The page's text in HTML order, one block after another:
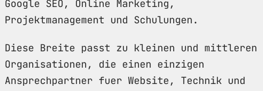
Google SEO, Online Marketing,
Projektmanagement und Schulungen.
Diese Breite passt zu kleinen und mittleren
Organisationen, die einen einzigen
Ansprechpartner fuer Website, Technik und